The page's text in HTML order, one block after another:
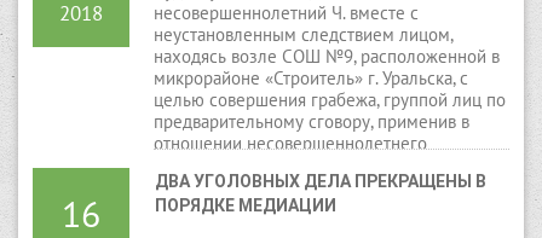
2018
несовершеннолетний Ч. вместе с
неустановленным следствием лицом,
находясь возле СОШ №9, расположенной в
микрорайоне «Строитель» г. Уральска, с
целью совершения грабежа, группой лиц по
предварительному сговору, применив в
отношении несовершеннолетнего
его жизни или здоровья, открыто похитили
у последнего сотовый телефон марки
16
ДВА УГОЛОВНЫХ ДЕЛА ПРЕКРАЩЕНЫ В
ПОРЯДКЕ МЕДИАЦИИ